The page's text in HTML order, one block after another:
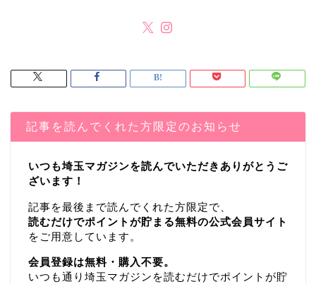
記事を読んでくれた方限定のお知らせ
いつも埼玉マガジンを読んでいただきありがとうご
ざいます！
記事を最後まで読んでくれた方限定で、
読むだけでポイントが貯まる無料の公式会員サイト
をご用意しています。
会員登録は無料・購入不要。
いつも通り埼玉マガジンを読むだけでポイントが貯